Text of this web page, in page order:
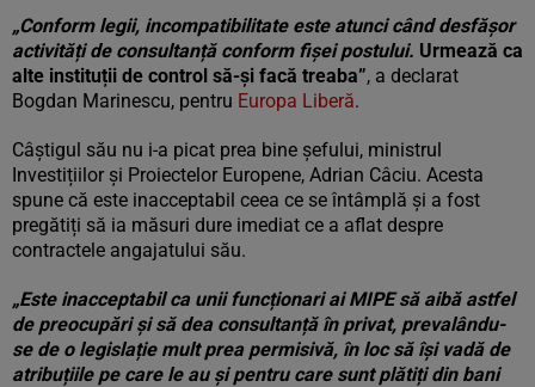
„Conform legii, incompatibilitate este atunci când desfășor
activități de consultanță conform fișei postului. Urmează ca
alte instituții de control să-și facă treaba”, a declarat
Bogdan Marinescu, pentru Europa Liberă.
Câștigul său nu i-a picat prea bine șefului, ministrul
Investițiilor și Proiectelor Europene, Adrian Câciu. Acesta
spune că este inacceptabil ceea ce se întâmplă și a fost
pregătiți să ia măsuri dure imediat ce a aflat despre
contractele angajatului său.
„Este inacceptabil ca unii funcționari ai MIPE să aibă astfel
de preocupări și să dea consultanță în privat, prevalându-
se de o legislație mult prea permisivă, în loc să își vadă de
atribuțiile pe care le au și pentru care sunt plătiți din bani